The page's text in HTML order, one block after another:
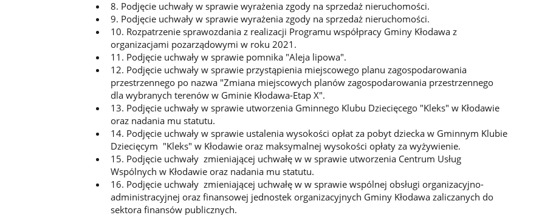
8. Podjęcie uchwały w sprawie wyrażenia zgody na sprzedaż nieruchomości.
9. Podjęcie uchwały w sprawie wyrażenia zgody na sprzedaż nieruchomości.
10. Rozpatrzenie sprawozdania z realizacji Programu współpracy Gminy Kłodawa z
organizacjami pozarządowymi w roku 2021.
11. Podjęcie uchwały w sprawie pomnika "Aleja lipowa".
12. Podjęcie uchwały w sprawie przystąpienia miejscowego planu zagospodarowania
przestrzennego po nazwa "Zmiana miejscowych planów zagospodarowania przestrzennego
dla wybranych terenów w Gminie Kłodawa-Etap X".
13. Podjęcie uchwały w sprawie utworzenia Gminnego Klubu Dziecięcego "Kleks" w Kłodawie
oraz nadania mu statutu.
14. Podjęcie uchwały w sprawie ustalenia wysokości opłat za pobyt dziecka w Gminnym Klubie
Dziecięcym "Kleks" w Kłodawie oraz maksymalnej wysokości opłaty za wyżywienie.
15. Podjęcie uchwały zmieniającej uchwałę w w sprawie utworzenia Centrum Usług
Wspólnych w Kłodawie oraz nadania mu statutu.
16. Podjęcie uchwały zmieniającej uchwałę w w sprawie wspólnej obsługi organizacyjno-
administracyjnej oraz finansowej jednostek organizacyjnych Gminy Kłodawa zaliczanych do
sektora finansów publicznych.